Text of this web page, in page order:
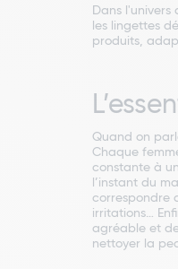
Dans
les lingettes
produits,
Quand on
Chaque
constante à
l’instant du
correspondre
irritations…
agréable et
nettoyer la